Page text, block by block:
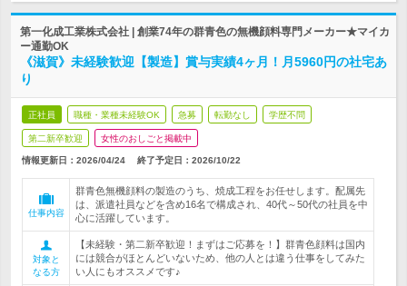
第一化成工業株式会社 | 創業74年の群青色の無機顔料専門メーカー★マイカ
ー通勤OK
《滋賀》未経験歓迎【製造】賞与実績4ヶ月！月5960円の社宅あ
り
正社員 職種・業種未経験OK 急募 転勤なし 学歴不問
第二新卒歓迎 女性のおしごと掲載中
情報更新日：2026/04/24 終了予定日： 2026/10/22
仕事内容
群青色無機顔料の製造のうち、焼成工程をお任せします。配属先
は、派遣社員などを含め16名で構成され、40代～50代の社員を中
心に活躍しています。
対象と
なる方
【未経験・第二新卒歓迎！まずはご応募を！】群青色顔料は国内
には競合がほとんどいないため、他の人とは違う仕事をしてみた
い人にもオススメです♪